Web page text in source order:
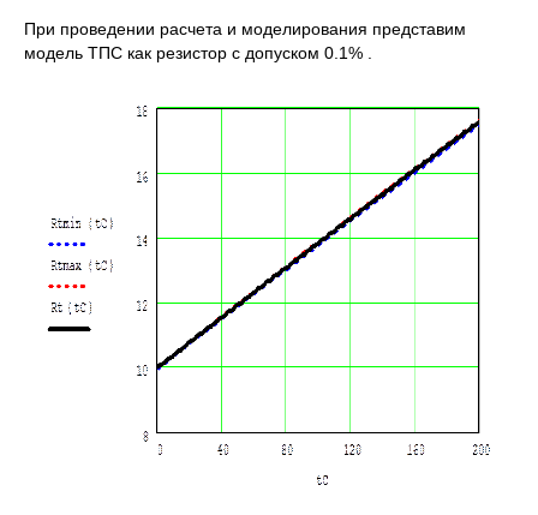
При проведении расчета и моделирования представим
модель ТПС как резистор с допуском 0.1% .